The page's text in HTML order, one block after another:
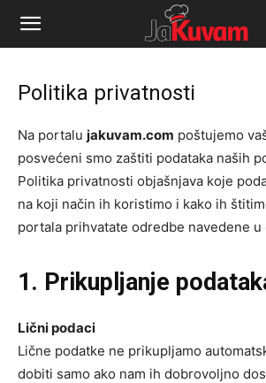
Portal
vijesti
Politika privatnosti
Na portalu jakuvam.com poštujemo
posvećeni smo zaštiti podataka naših
Politika privatnosti objašnjava koje
na koji način ih koristimo i kako ih
portala prihvatate odredbe navedene u
1. Prikupljanje
Lični podaci
Lične podatke ne prikupljamo
dobiti samo ako nam ih dobrovoljno